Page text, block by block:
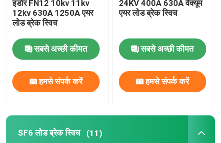
HRC फ्यूज
फ़्यूज़ को छोड़ दो
ऑयल टाइप पावर ट्रांसफार्मर
ड्राई टाइप पावर ट्रांसफार्मर
इंडोर FN12 10kv 11kv
12kv 630A 1250A एयर
लोड ब्रेक स्विच
सबसे अच्छी कीमत
हमसे संपर्क करें
24KV 400A 630A वैक्यूम
एयर लोड ब्रेक स्विच
सबसे अच्छी कीमत
हमसे संपर्क करें
SF6 लोड ब्रेक स्विच (11)